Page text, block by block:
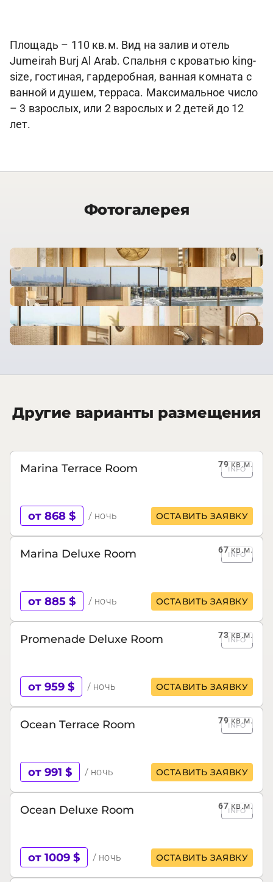
Площадь – 110 кв.м. Вид на залив и отель
Jumeirah Burj Al Arab. Спальня с кроватью king-
size, гостиная, гардеробная, ванная комната с
ванной и душем, терраса. Максимальное число
– 3 взрослых, или 2 взрослых и 2 детей до 12
лет.
Фотогалерея
Другие варианты размещения
79кв.м.
Marina Terrace Room INFO
от 868 $ / ночь ОСТАВИТЬ ЗАЯВКУ
67кв.м.
Marina Deluxe Room INFO
от 885 $ / ночь ОСТАВИТЬ ЗАЯВКУ
73кв.м.
Promenade Deluxe Room INFO
от 959 $ / ночь ОСТАВИТЬ ЗАЯВКУ
79кв.м.
Ocean Terrace Room INFO
от 991 $ / ночь ОСТАВИТЬ ЗАЯВКУ
67кв.м.
Ocean Deluxe Room INFO
от 1009 $ / ночь ОСТАВИТЬ ЗАЯВКУ